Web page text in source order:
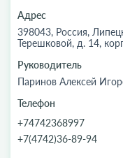
Адрес
398043, Россия,
Терешковой, д. 14,
Руководитель
Паринов Алексей
Телефон
+74742368997
+7(4742)36-89-94